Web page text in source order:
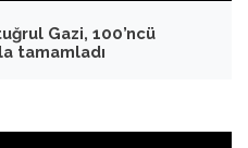
Gazi, 100’ncü
tamamladı